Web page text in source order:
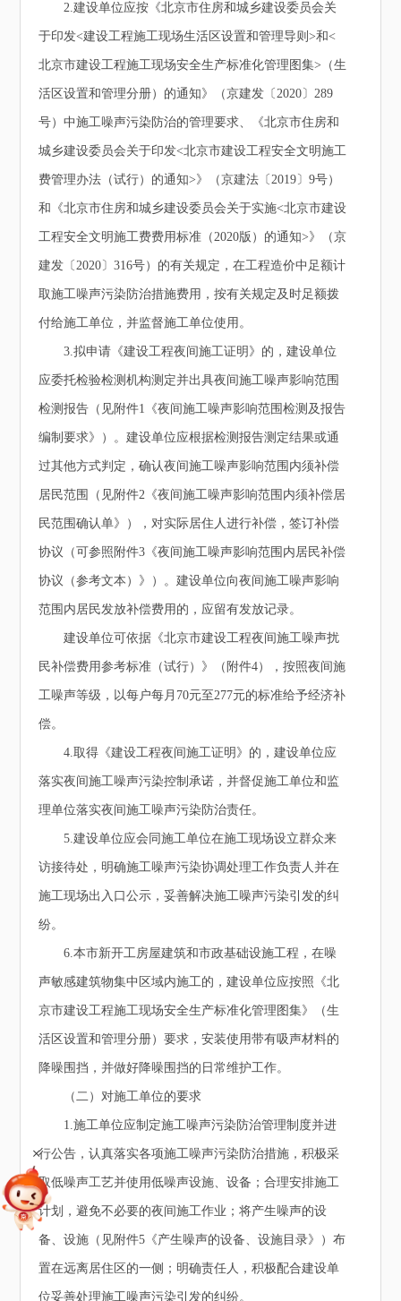
2.建设单位应按《北京市住房和城乡建设委员会关
于印发<建设工程施工现场生活区设置和管理导则>和<
北京市建设工程施工现场安全生产标准化管理图集>（生
活区设置和管理分册）的通知》（京建发〔2020〕289
号）中施工噪声污染防治的管理要求、《北京市住房和
城乡建设委员会关于印发<北京市建设工程安全文明施工
费管理办法（试行）的通知>》（京建法〔2019〕9号）
和《北京市住房和城乡建设委员会关于实施<北京市建设
工程安全文明施工费费用标准（2020版）的通知>》（京
建发〔2020〕316号）的有关规定，在工程造价中足额计
取施工噪声污染防治措施费用，按有关规定及时足额拨
付给施工单位，并监督施工单位使用。
3.拟申请《建设工程夜间施工证明》的，建设单位
应委托检验检测机构测定并出具夜间施工噪声影响范围
检测报告（见附件1《夜间施工噪声影响范围检测及报告
编制要求》）。建设单位应根据检测报告测定结果或通
过其他方式判定，确认夜间施工噪声影响范围内须补偿
居民范围（见附件2《夜间施工噪声影响范围内须补偿居
民范围确认单》），对实际居住人进行补偿，签订补偿
协议（可参照附件3《夜间施工噪声影响范围内居民补偿
协议（参考文本）》）。建设单位向夜间施工噪声影响
范围内居民发放补偿费用的，应留有发放记录。
建设单位可依据《北京市建设工程夜间施工噪声扰
民补偿费用参考标准（试行）》（附件4），按照夜间施
工噪声等级，以每户每月70元至277元的标准给予经济补
偿。
4.取得《建设工程夜间施工证明》的，建设单位应
落实夜间施工噪声污染控制承诺，并督促施工单位和监
理单位落实夜间施工噪声污染防治责任。
5.建设单位应会同施工单位在施工现场设立群众来
访接待处，明确施工噪声污染协调处理工作负责人并在
施工现场出入口公示，妥善解决施工噪声污染引发的纠
纷。
6.本市新开工房屋建筑和市政基础设施工程，在噪
声敏感建筑物集中区域内施工的，建设单位应按照《北
京市建设工程施工现场安全生产标准化管理图集》（生
活区设置和管理分册）要求，安装使用带有吸声材料的
降噪围挡，并做好降噪围挡的日常维护工作。
（二）对施工单位的要求
1.施工单位应制定施工噪声污染防治管理制度并进
行公告，认真落实各项施工噪声污染防治措施，积极采
取低噪声工艺并使用低噪声设施、设备；合理安排施工
计划，避免不必要的夜间施工作业；将产生噪声的设
备、设施（见附件5《产生噪声的设备、设施目录》）布
置在远离居住区的一侧；明确责任人，积极配合建设单
位妥善处理施工噪声污染引发的纠纷。
+